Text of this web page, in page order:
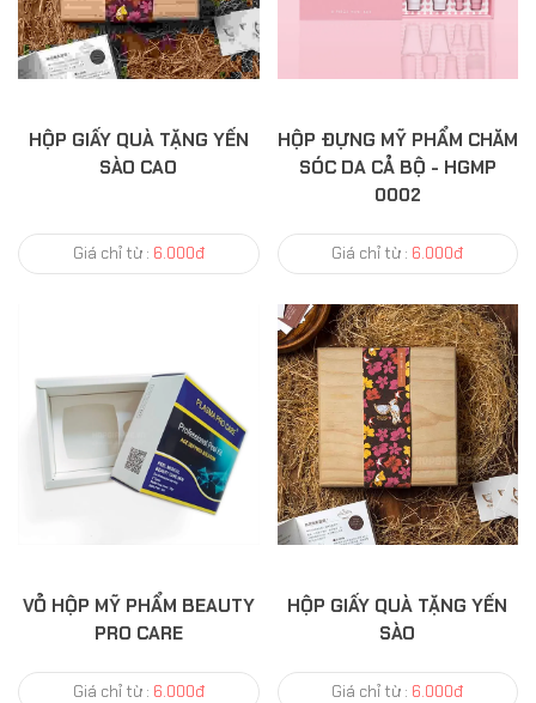
HỘP GIẤY QUÀ TẶNG YẾN
SÀO CAO
Giá chỉ từ : 6.000đ
HỘP ĐỰNG MỸ PHẨM CHĂM
SÓC DA CẢ BỘ - HGMP
0002
Giá chỉ từ : 6.000đ
VỎ HỘP MỸ PHẨM BEAUTY
PRO CARE
Giá chỉ từ : 6.000đ
HỘP GIẤY QUÀ TẶNG YẾN
SÀO
Giá chỉ từ : 6.000đ